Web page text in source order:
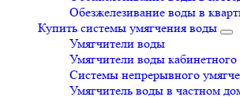
Обезжелезивание воды в
Купить системы умягчения воды
Умягчители воды
Умягчители воды кабинетного
Системы непрерывного
Умягчитель воды в частном